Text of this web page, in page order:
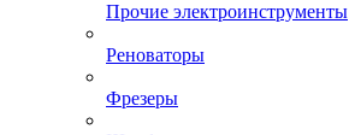
Прочие электроинструменты
Реноваторы
Фрезеры